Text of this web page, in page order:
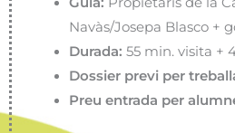
Navàs/Josepa Blasco +
Durada: 55 min. visita +
Dossier previ per
Preu entrada per